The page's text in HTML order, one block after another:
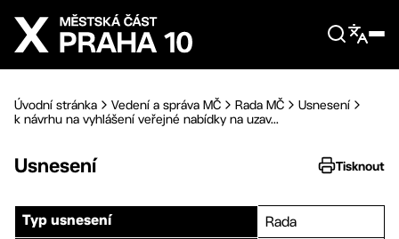
Přejít na hlavní obsah
Úvodní stránka Vedení a správa MČ Rada MČ
Usnesení
k návrhu na vyhlášení veřejné nabídky na uzav...
Usnesení Tisknout
Typ usnesení Rada